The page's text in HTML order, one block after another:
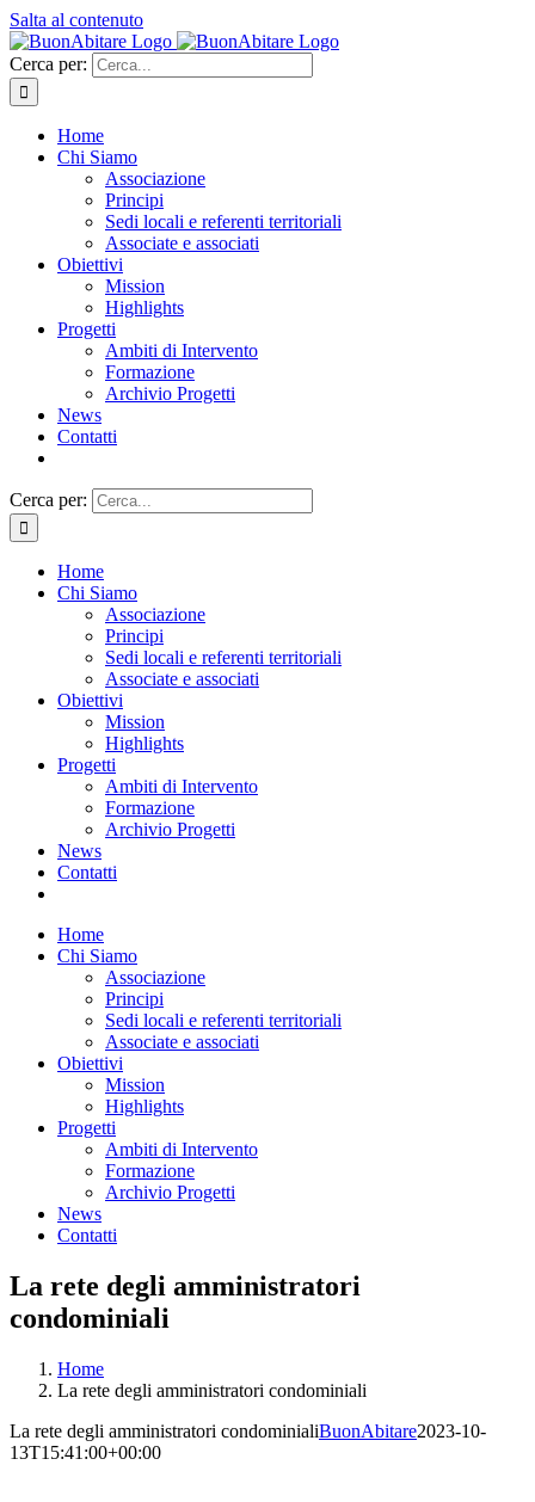
Salta al contenuto
Cerca per:
Home
Chi Siamo
Associazione
Principi
Sedi locali e referenti territoriali
Associate e associati
Obiettivi
Mission
Highlights
Progetti
Ambiti di Intervento
Formazione
Archivio Progetti
News
Contatti
Cerca per:
Home
Chi Siamo
Associazione
Principi
Sedi locali e referenti territoriali
Associate e associati
Obiettivi
Mission
Highlights
Progetti
Ambiti di Intervento
Formazione
Archivio Progetti
News
Contatti
Home
Chi Siamo
Associazione
Principi
Sedi locali e referenti territoriali
Associate e associati
Obiettivi
Mission
Highlights
Progetti
Ambiti di Intervento
Formazione
Archivio Progetti
News
Contatti
La rete degli amministratori
condominiali
Home
La rete degli amministratori condominiali
La rete degli amministratori condominialiBuonAbitare2023-10-
13T15:41:00+00:00